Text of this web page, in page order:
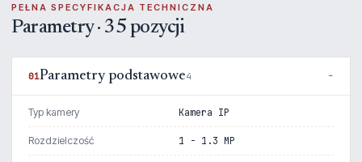
PEŁNA SPECYFIKACJA TECHNICZNA
Parametry · 35 pozycji
01Parametry podstawowe4
Typ kamery Kamera IP
Rozdzielczość 1 - 1.3 MP